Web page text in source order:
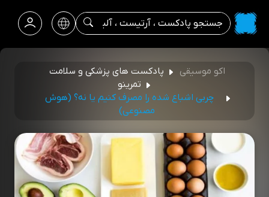
اکو موسیقی
پادکست های پزشکی و سلامت
تمرینو
چربی اشباع شده را مصرف کنیم یا نه؟ (هوش
مصنوعی)